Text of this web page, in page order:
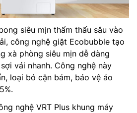
siêu mịn thẩm thấu sâu vào
công nghệ giặt Ecobubble tạo
xà phòng siêu mịn dễ dàng
vải nhanh. Công nghệ này
loại bỏ cặn bám, bảo vệ áo
nghệ VRT Plus khung máy